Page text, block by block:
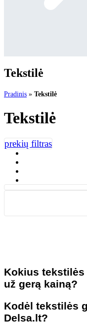
Tekstilė
Pradinis » Tekstilė
Tekstilė
Kokius
už gerą kainą?
Kodėl tekstilės
Delsa.lt?